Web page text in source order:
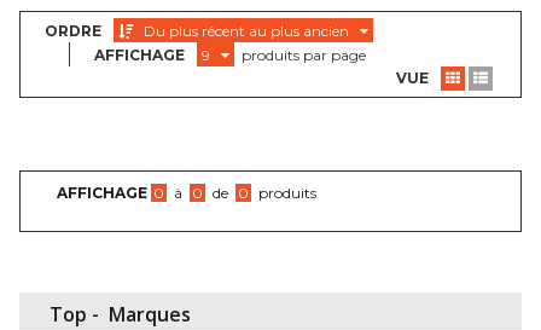
ORDRE
Du plus récent au plus ancien
AFFICHAGE
9
produits par page
VUE
AFFICHAGE 0 à 0 de 0 produits
Top - Marques